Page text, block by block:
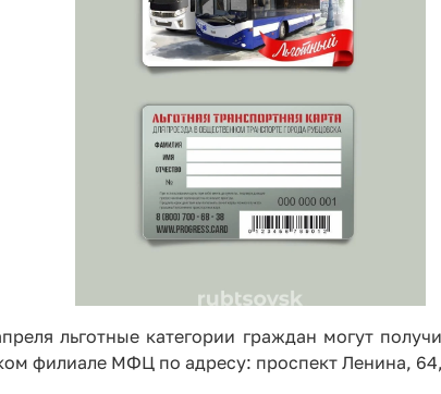
льготные категории граждан могут
филиале МФЦ по адресу: проспект Ленина,